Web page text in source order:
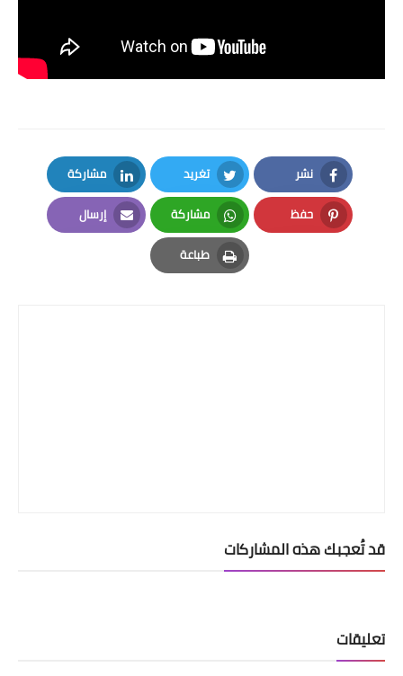
نشر
Facebook
تغريد
Twitter
مشاركة
LinkedIn
حفظ
Pinterest
مشاركة
Whatsapp
إرسال
Email
طباعة
Print
قد تُعجبك هذه المشاركات
تعليقات